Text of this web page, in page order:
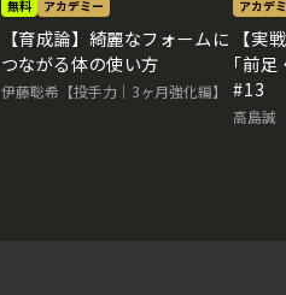
無料 アカデミー
【育成論】綺麗なフォームに
つながる体の使い方
伊藤聡希【投手力｜3ヶ月強化編】
アカデ
【実
｢前
#13
高島誠